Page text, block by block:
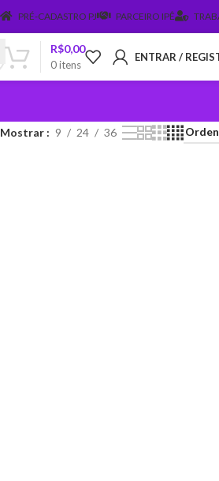
PRÉ-CADASTRO PJ PARCEIRO IPÊ
0itens
R$0,00
ENTRAR /
Mostrar 9 24 36